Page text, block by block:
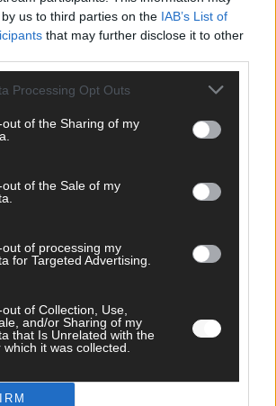
us to third parties on the IAB’s List of
that may further disclose it to other
Processing Opt Outs
of the Sharing of my
of the Sale of my
of processing my
for Targeted Advertising.
of Collection, Use,
and/or Sharing of my
that Is Unrelated with the
it was collected.